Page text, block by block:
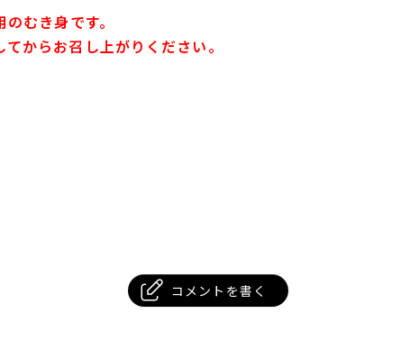
むき身です。
からお召し上がりください。
コメントを書く